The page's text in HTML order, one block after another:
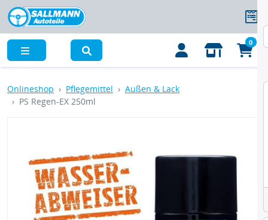
0
Onlineshop Pflegemittel
Außen & Lack
PS Regen-EX 250ml